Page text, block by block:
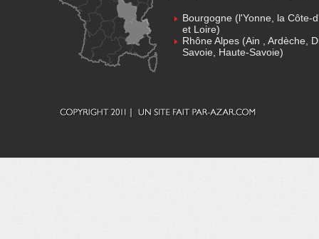
Bourgogne (l'Yonne, la Côte-
et Loire)
Rhône Alpes (Ain , Ardèche,
Savoie, Haute-Savoie)